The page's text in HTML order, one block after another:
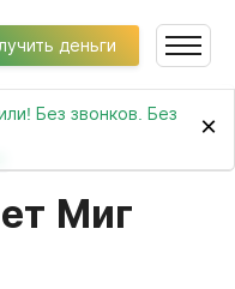
деньги
Без звонков. Без
×
Миг